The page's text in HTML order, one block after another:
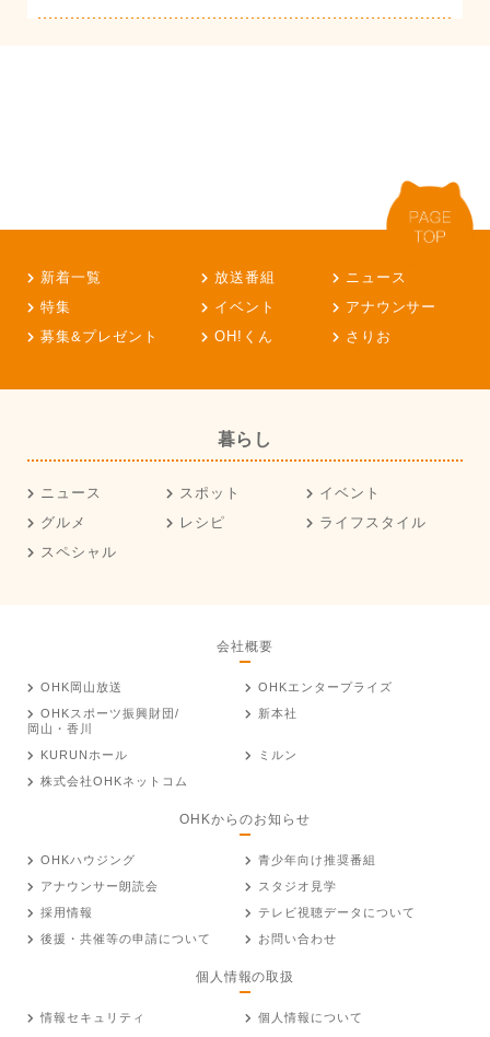
新着一覧 放送番組
ニュース
特集
イベント
アナウンサー
募集&プレゼント
OH!くん さりお
暮らし
ニュース スポット
イベント
グルメ
レシピ
ライフスタイル
スペシャル
会社概要
OHK岡山放送
OHKエンタープライズ
OHKスポーツ振興財団/
岡山・香川
新本社
KURUNホール
ミルン
株式会社OHKネットコム
OHKからのお知らせ
OHKハウジング
青少年向け推奨番組
アナウンサー朗読会
スタジオ見学
採用情報
テレビ視聴データについて
後援・共催等の申請について
お問い合わせ
個人情報の取扱
情報セキュリティ
個人情報について